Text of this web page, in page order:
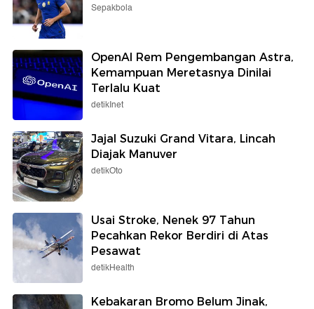
Sepakbola
OpenAI Rem Pengembangan Astra,
Kemampuan Meretasnya Dinilai
Terlalu Kuat
detikInet
Jajal Suzuki Grand Vitara, Lincah
Diajak Manuver
detikOto
Usai Stroke, Nenek 97 Tahun
Pecahkan Rekor Berdiri di Atas
Pesawat
detikHealth
Kebakaran Bromo Belum Jinak,